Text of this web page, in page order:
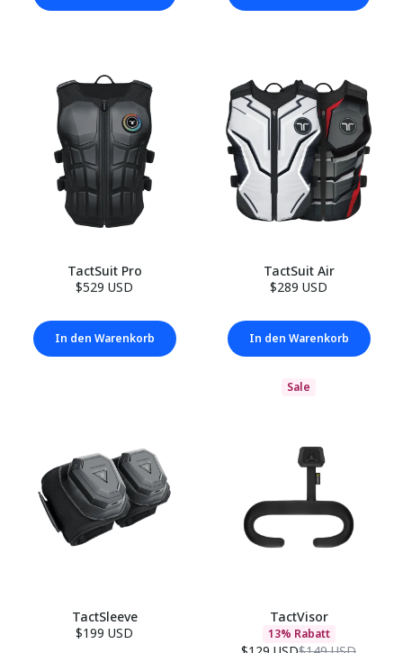
TactSuit Pro
$529 USD
In den Warenkorb
TactSuit Air
$289 USD
In den Warenkorb
TactSleeve
$199 USD
Sale
TactVisor
13% Rabatt